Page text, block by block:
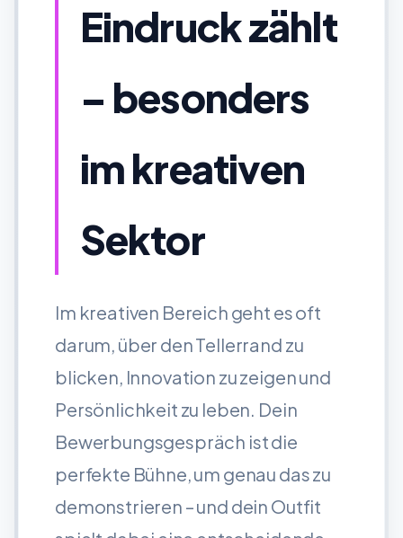
Eindruck zählt
– besonders
im kreativen
Sektor
Im kreativen Bereich geht es oft
darum, über den Tellerrand zu
blicken, Innovation zu zeigen und
Persönlichkeit zu leben. Dein
Bewerbungsgespräch ist die
perfekte Bühne, um genau das zu
demonstrieren – und dein Outfit